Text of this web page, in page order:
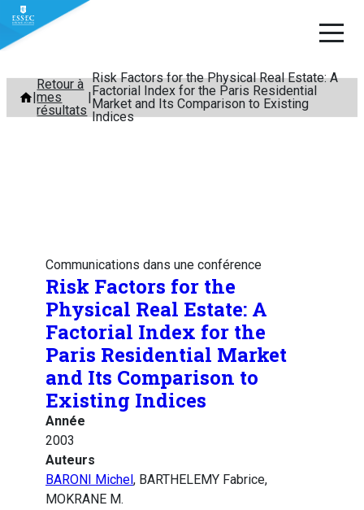
Aller
contenu
Retour à
mes
résultats
Risk Factors for the Physical Real Estate: A
Factorial Index for the Paris Residential
Market and Its Comparison to Existing
Indices
Communications dans une conférence
Risk Factors for the
Physical Real Estate: A
Factorial Index for the
Paris Residential Market
and Its Comparison to
Existing Indices
Année
2003
Auteurs
BARONI Michel , BARTHELEMY Fabrice,
MOKRANE M.